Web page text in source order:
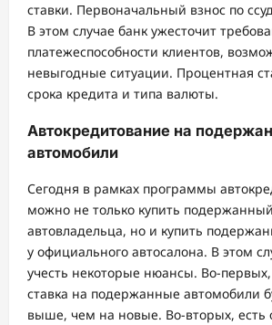
ставки. Первоначальный взнос по
В этом случае банк ужесточит
платежеспособности клиентов,
невыгодные ситуации. Процентная
срока кредита и типа валюты.
Автокредитование на
автомобили
Сегодня в рамках программы
можно не только купить
автовладельца, но и купить
у официального автосалона. В этом
учесть некоторые нюансы. Во-
ставка на подержанные автомобили
выше, чем на новые. Во-вторых, есть